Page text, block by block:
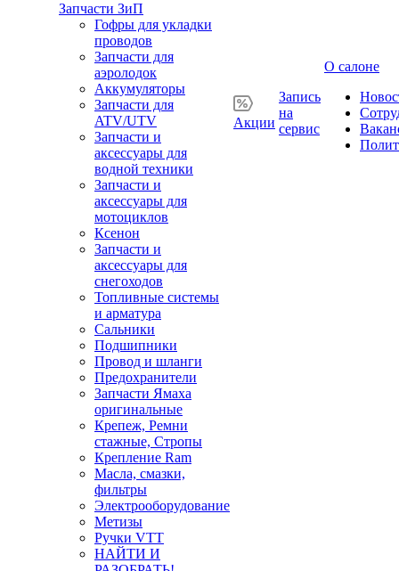
Запчасти ЗиП
Гофры для укладки
проводов
Запчасти для
аэролодок
Аккумуляторы
Запчасти для
ATV/UTV
Запчасти и
аксессуары для
водной техники
Запчасти и
аксессуары для
мотоциклов
Ксенон
Запчасти и
аксессуары для
снегоходов
Топливные системы
и арматура
Сальники
Подшипники
Провод и шланги
Предохранители
Запчасти Ямаха
оригинальные
Крепеж, Ремни
стажные, Стропы
Крепление Ram
Масла, смазки,
фильтры
Электрооборудование
Метизы
Ручки VTT
НАЙТИ И
Акции
Запись
на
сервис
О салоне